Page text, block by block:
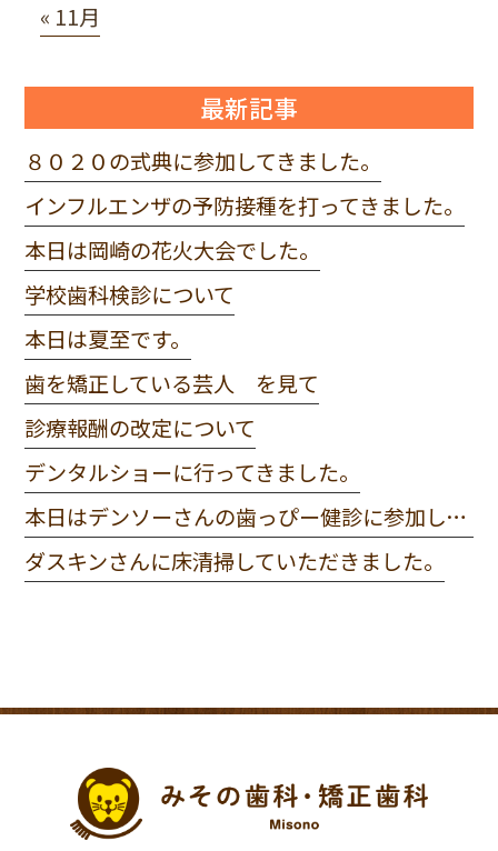
« 11月
最新記事
８０２０の式典に参加してきました。
インフルエンザの予防接種を打ってきました。
本日は岡崎の花火大会でした。
学校歯科検診について
本日は夏至です。
歯を矯正している芸人 を見て
診療報酬の改定について
デンタルショーに行ってきました。
本日はデンソーさんの歯っぴー健診に参加してきました。
ダスキンさんに床清掃していただきました。